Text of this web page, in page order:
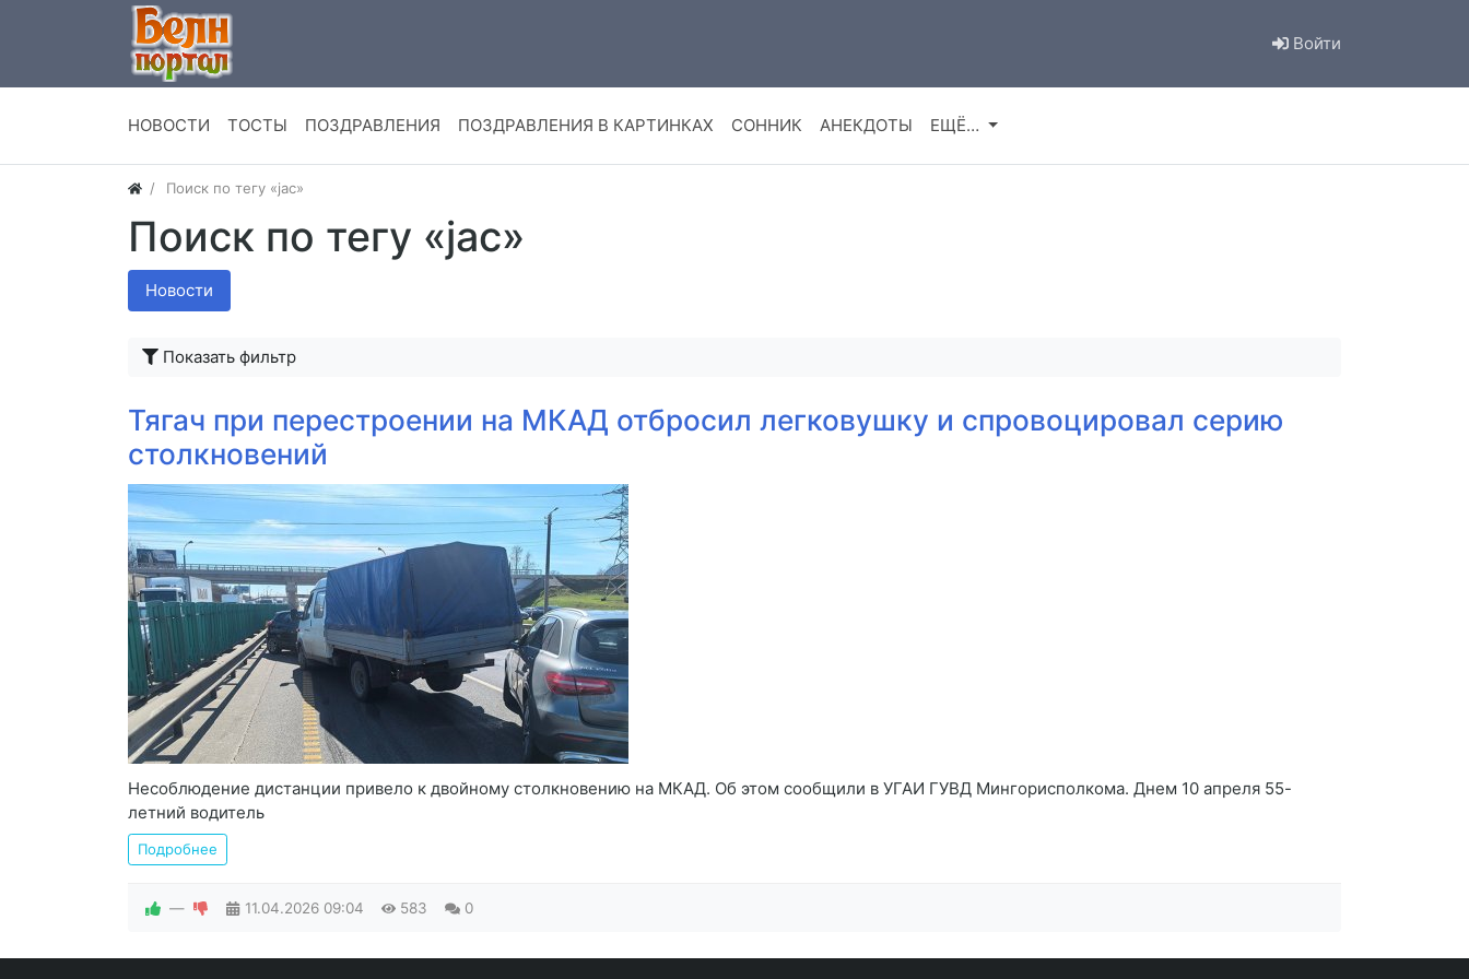
Войти
НОВОСТИ ТОСТЫ ПОЗДРАВЛЕНИЯ ПОЗДРАВЛЕНИЯ В КАРТИНКАХ СОННИК АНЕКДОТЫ ЕЩЁ…
Поиск по тегу «jac»
Поиск по тегу «jac»
Новости
Показать фильтр
Тягач при перестроении на МКАД отбросил легковушку и спровоцировал серию
столкновений
Несоблюдение дистанции привело к двойному столкновению на МКАД. Об этом сообщили в УГАИ ГУВД Мингорисполкома. Днем 10 апреля 55-
летний водитель
Подробнее
— 11.04.2026 09:04 583 0